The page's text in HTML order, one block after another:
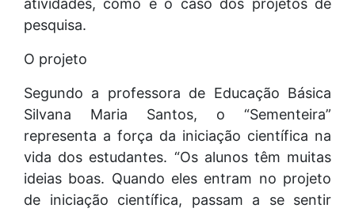
atividades, como é o caso dos projetos de
pesquisa.
O projeto
Segundo a professora de Educação Básica
Silvana Maria Santos, o “Sementeira”
representa a força da iniciação científica na
vida dos estudantes. “Os alunos têm muitas
ideias boas. Quando eles entram no projeto
de iniciação científica, passam a se sentir